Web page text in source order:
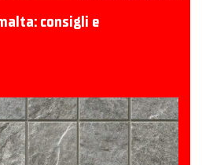
consigli e